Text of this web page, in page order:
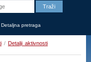
Detaljna pretraga
/ Detalji aktivnosti